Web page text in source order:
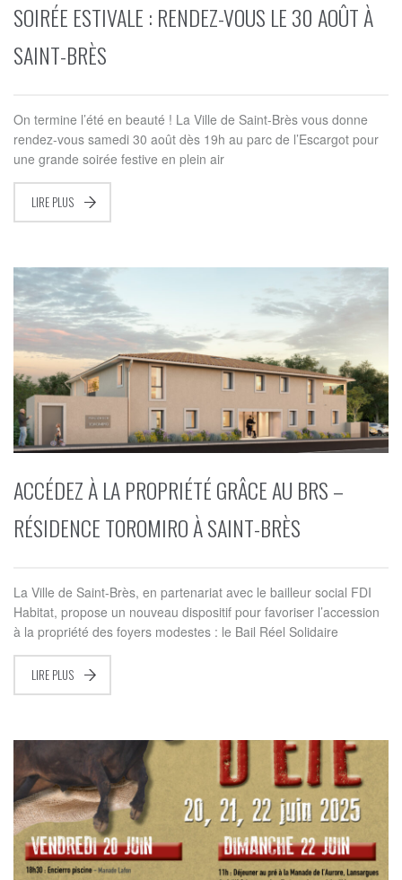
SOIRÉE ESTIVALE : RENDEZ-VOUS LE 30 AOÛT À
SAINT-BRÈS
On termine l’été en beauté ! La Ville de Saint-Brès vous donne
rendez-vous samedi 30 août dès 19h au parc de l’Escargot pour
une grande soirée festive en plein air
LIRE PLUS
ACCÉDEZ À LA PROPRIÉTÉ GRÂCE AU BRS –
RÉSIDENCE TOROMIRO À SAINT-BRÈS
La Ville de Saint-Brès, en partenariat avec le bailleur social FDI
Habitat, propose un nouveau dispositif pour favoriser l’accession
à la propriété des foyers modestes : le Bail Réel Solidaire
LIRE PLUS